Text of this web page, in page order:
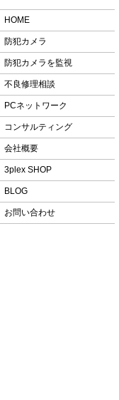
HOME
防犯カメラ
防犯カメラを監視
不良修理相談
PCネットワーク
コンサルティング
会社概要
3plex SHOP
BLOG
お問い合わせ